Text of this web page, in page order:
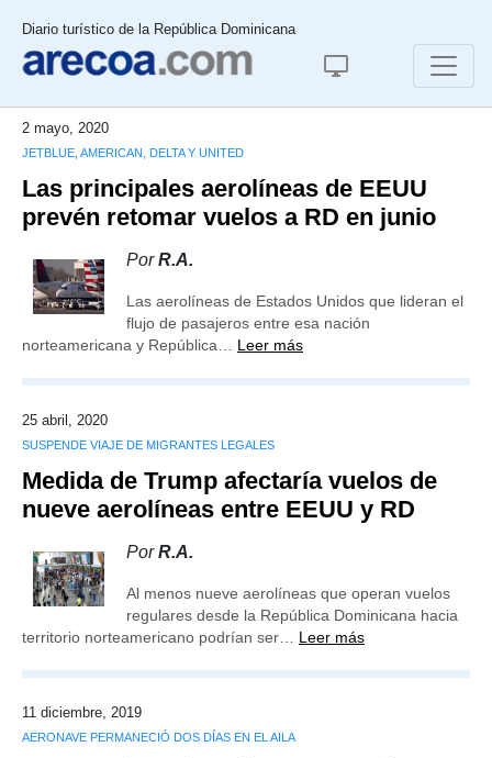
Diario turístico de la República Dominicana
2 mayo, 2020
JETBLUE, AMERICAN, DELTA Y UNITED
Las principales aerolíneas de EEUU
prevén retomar vuelos a RD en junio
PorR.A.
Las aerolíneas de Estados Unidos que lideran el
flujo de pasajeros entre esa nación
norteamericana y República… Leer más
25 abril, 2020
SUSPENDE VIAJE DE MIGRANTES LEGALES
Medida de Trump afectaría vuelos de
nueve aerolíneas entre EEUU y RD
PorR.A.
Al menos nueve aerolíneas que operan vuelos
regulares desde la República Dominicana hacia
territorio norteamericano podrían ser… Leer más
11 diciembre, 2019
AERONAVE PERMANECIÓ DOS DÍAS EN EL AILA